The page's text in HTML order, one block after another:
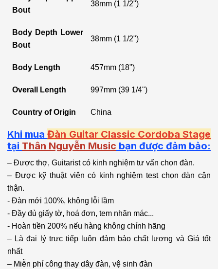
Bout
38mm (1 1/2")
Body Depth Lower
Bout
38mm (1 1/2")
Body Length 457mm (18")
Overall Length 997mm (39 1/4")
Country of Origin China
Khi muaĐàn Guitar Classic Cordoba Stage
tại Thân Nguyễn Music bạn được đảm bảo:
– Được thợ, Guitarist có kinh nghiệm tư vấn chọn đàn.
– Được kỹ thuật viên có kinh nghiệm test chọn đàn cận
thận.
- Đàn mới 100%, không lỗi lầm
- Đầy đủ giấy tờ, hoá đơn, tem nhãn mác...
- Hoàn tiền 200% nếu hàng không chính hãng
– Là đại lý trực tiếp luôn đảm bảo chất lượng và Giá tốt
nhất
– Miễn phí công thay dây đàn, vệ sinh đàn